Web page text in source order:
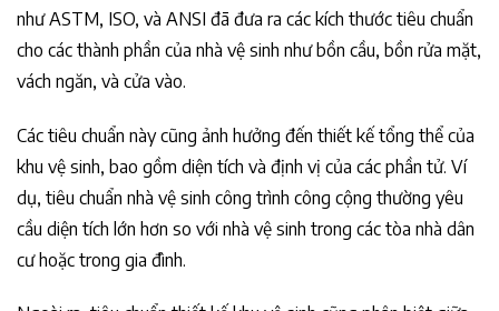
như ASTM, ISO, và ANSI đã đưa ra các kích thước tiêu chuẩn
cho các thành phần của nhà vệ sinh như bồn cầu, bồn rửa mặt,
vách ngăn, và cửa vào.
Các tiêu chuẩn này cũng ảnh hưởng đến thiết kế tổng thể của
khu vệ sinh, bao gồm diện tích và định vị của các phần tử. Ví
dụ, tiêu chuẩn nhà vệ sinh công trình công cộng thường yêu
cầu diện tích lớn hơn so với nhà vệ sinh trong các tòa nhà dân
cư hoặc trong gia đình.